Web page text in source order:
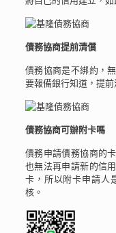
債務協商提前清償
債務協商是不綁約，
要報備銀行知道，提
債務協商可辦附卡嗎
債務申請債務協商的
也無法再申請新的信
卡，所以附卡申請人
核。